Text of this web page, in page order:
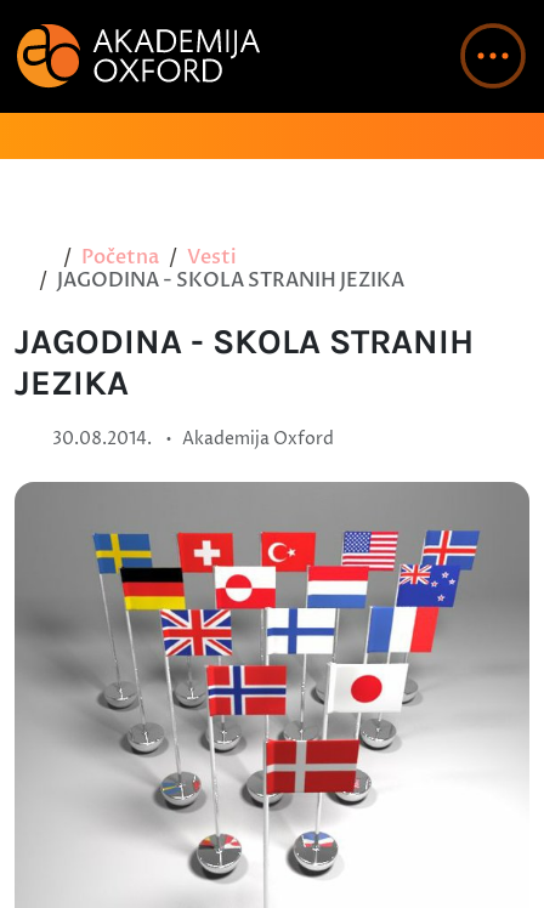
Početna
Vesti
JAGODINA - SKOLA STRANIH JEZIKA
JAGODINA - SKOLA STRANIH
JEZIKA
30.08.2014. • Akademija Oxford